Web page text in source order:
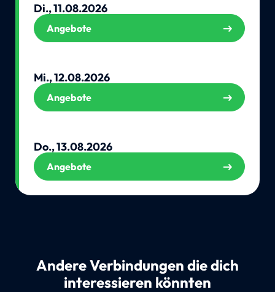
Di., 11.08.2026
Angebote
Mi., 12.08.2026
Angebote
Do., 13.08.2026
Angebote
Andere Verbindungen die dich
interessieren könnten